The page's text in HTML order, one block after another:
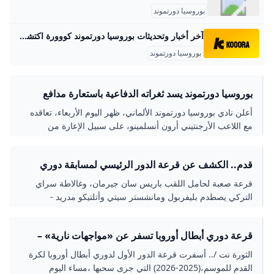
بوروسيا دورتموند
آخر أخبار وتحديثات بوروسيا دورتموند كووورة اكتشف آخر أخبار وتحديثات فريق بوروسيا دورتموند، من شائعات الانتقالات والقصص العاجلة إلى نتائج المباريات، لدينا التغطية الكاملة! دوري أبطال أوروباقرعة الأبطال.. الريال يصطدم بالسيتي وليفربول.. واختبارات قوية لباريس14:1828 أغسطس 2025القنوات الناقلةفيديوفيديو: نتائج قرعة دوري أبطال أوروبا 2025-2026شاهد بالفيديو نتائج قرعة دوري أبطال أوروبا 2025-2026 والمواجهات الرسمية بين الفرق المشاركة..13:1128 أغسطس 2025نيكو كوفاتش من القاع إلى القمة.. كوفاتش يجنب دورتموند ظلمة الهاوية04:0528 أغسطس 2025دوري أبطال أوروباالقنوات الناقلة لقرعة دوري أبطال أوروبا 2025-2026كل ما تريد معرفته عن القنوات الناقلة لقرعة دوري أبطال أوروبا 2025-2026، وكيف تشاهدها عبر الإنترنت17:1627 أغسطس 2025الإنتقالاترسميا.
بوروسيا دورتموند
بوروسيا دورتموند يسد ثغراته الدفاعية باستعارة مدافع
تشيلسي الشرق رياضة
أعلن نادي بوروسيا دورتموند الألماني، ظهر اليوم الأربعاء، تعاقده
مع اللاعب الأرجنتيني أرون أنسلمينو، على سبيل الإعارة من
قدم.. الكشف عن قرعة الدور الرئيسي لمسابقة دوري
أبطال أوروبا
قرعة صعبة لحامل اللقب باريس سان جيرمان، وغالاطة سراي
التركي يصطدم بليفربول ومانشستر سيتي وأتلتيكو مدريد -
قرعة دوري أبطال أوروبا تسفر عن «مواجهات نارية» –
الثورة نت
الثورة نت /.. أسفرت قرعة الدور الأول لدوري أبطال أوروبا لكرة
القدم للموسم،(2025-2026) التي جرى سحبها ،مساء اليوم